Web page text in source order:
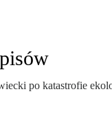
po katastrofie